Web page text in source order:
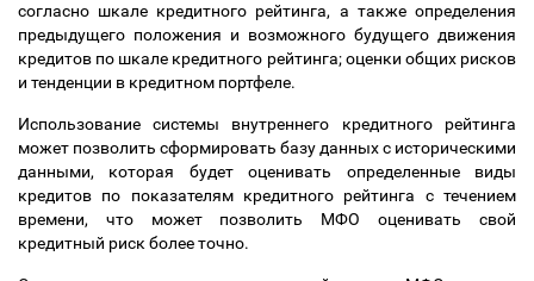
согласно шкале кредитного рейтинга, а также определения
предыдущего положения и возможного будущего движения
кредитов по шкале кредитного рейтинга; оценки общих рисков
и тенденции в кредитном портфеле.
Использование системы внутреннего кредитного рейтинга
может позволить сформировать базу данных с историческими
данными, которая будет оценивать определенные виды
кредитов по показателям кредитного рейтинга с течением
времени, что может позволить МФО оценивать свой
кредитный риск более точно.